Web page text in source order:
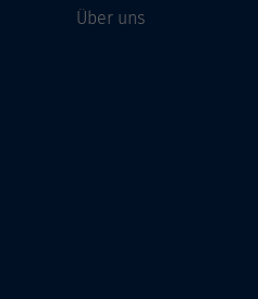
Über uns